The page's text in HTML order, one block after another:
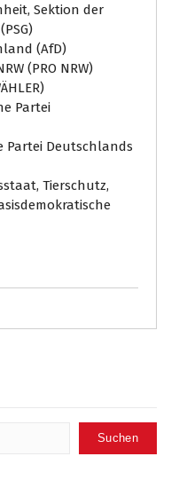
Sektion der
(AfD)
(PRO NRW)
Partei
Partei Deutschlands
Tierschutz,